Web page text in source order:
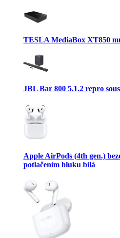
TESLA MediaBox XT850
JBL Bar 800 5.1.2 repro
Apple AirPods (4th gen.)
potlačením hluku bílá